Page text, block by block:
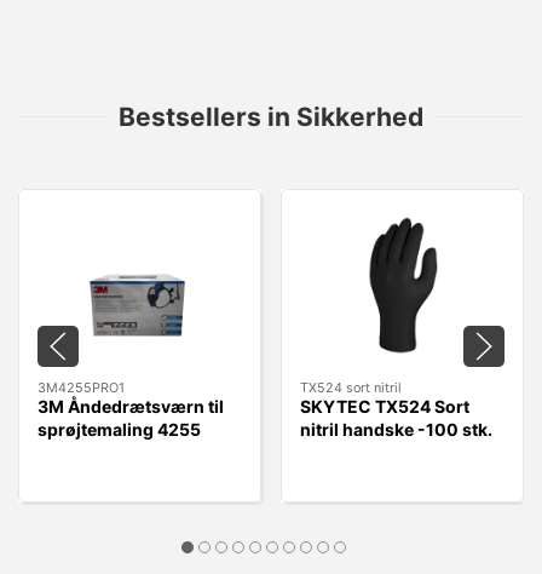
Bestsellers in Sikkerhed
3M4255PRO1
3M Åndedrætsværn til
sprøjtemaling 4255
TX524 sort nitril
SKYTEC TX524 Sort
nitril handske -100 stk.